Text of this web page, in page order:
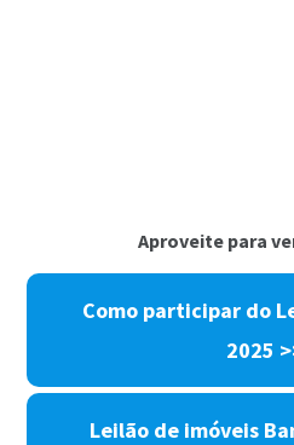
Aproveite para
Como participar do
2025
Leilão de imóveis